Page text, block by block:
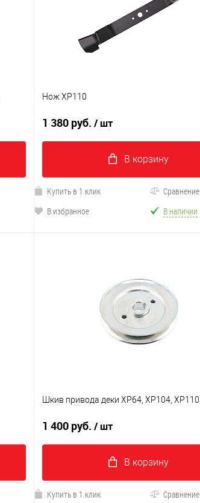
Нож XP110
1 380 руб. / шт
В корзину
Купить в 1 клик
Сравнение
В избранное
В наличии
Шкив привода деки XP64, XP104, XP110
1 400 руб. / шт
В корзину
Купить в 1 клик Сравнение